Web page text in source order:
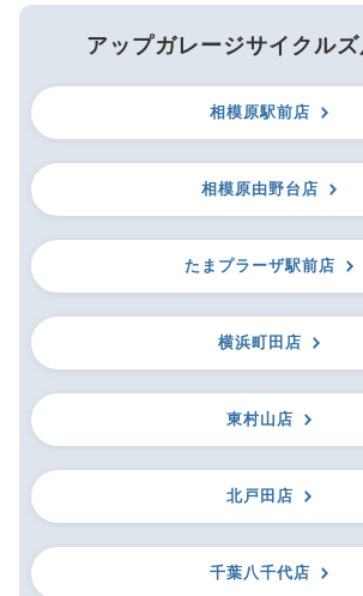
アップガレージサイクル
相模原駅前店
相模原由野台店
たまプラーザ駅前店
横浜町田店
東村山店
北戸田店
千葉八千代店